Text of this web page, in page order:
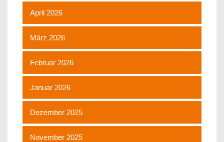
April 2026
März 2026
Februar 2026
Januar 2026
Dezember 2025
November 2025